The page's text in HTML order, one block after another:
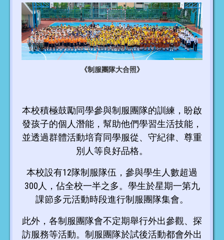
《制服團隊大合照》
本校積極鼓勵同學參與制服團隊的訓練，盼啟
發孩子的個人潛能，幫助他們學習生活技能，
並透過群體活動培育同學服從、守紀律、尊重
別人等良好品格。
本校設有12隊制服隊伍，參與學生人數超過
300人，佔全校一半之多。學生於星期一第九
課節多元活動時段進行制服團隊集會。
此外，各制服團隊會不定期舉行外出參觀、探
訪服務等活動。制服團隊於試後活動都會外出